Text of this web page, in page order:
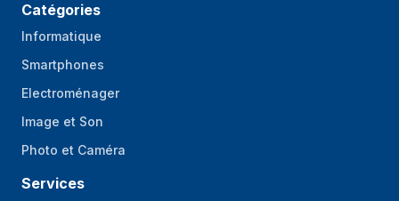
Catégories
Informatique
Smartphones
Electroménager
Image et Son
Photo et Caméra
Services